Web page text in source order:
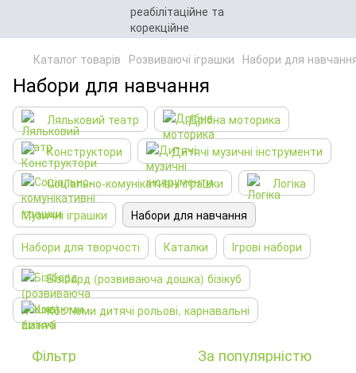
Каталог товарів Розвиваючі іграшки Набори для
Набори для навчання
Ляльковий театр
Дрібна моторика
Конструктори
Дитячі музичні інструменти
Соціально-комунікативні іграшки
Логіка
Музичні іграшки
Набори для навчання
Набори для творчості
Каталки
Ігрові набори
Бізіборд (розвиваюча дошка) бізікуб
Костюми дитячі рольові, карнавальні
Фільтр За популярністю